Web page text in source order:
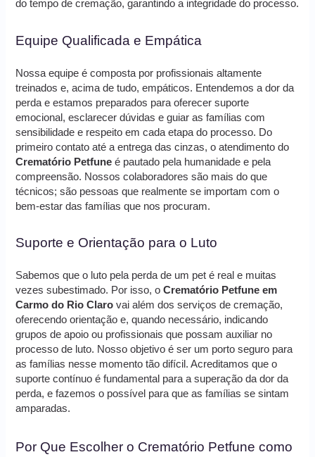
do tempo de cremação, garantindo a integridade do processo.
Equipe Qualificada e Empática
Nossa equipe é composta por profissionais altamente
treinados e, acima de tudo, empáticos. Entendemos a dor da
perda e estamos preparados para oferecer suporte
emocional, esclarecer dúvidas e guiar as famílias com
sensibilidade e respeito em cada etapa do processo. Do
primeiro contato até a entrega das cinzas, o atendimento do
Crematório Petfune é pautado pela humanidade e pela
compreensão. Nossos colaboradores são mais do que
técnicos; são pessoas que realmente se importam com o
bem-estar das famílias que nos procuram.
Suporte e Orientação para o Luto
Sabemos que o luto pela perda de um pet é real e muitas
vezes subestimado. Por isso, oCrematório Petfune em
Carmo do Rio Claro vai além dos serviços de cremação,
oferecendo orientação e, quando necessário, indicando
grupos de apoio ou profissionais que possam auxiliar no
processo de luto. Nosso objetivo é ser um porto seguro para
as famílias nesse momento tão difícil. Acreditamos que o
suporte contínuo é fundamental para a superação da dor da
perda, e fazemos o possível para que as famílias se sintam
amparadas.
Por Que Escolher o Crematório Petfune como